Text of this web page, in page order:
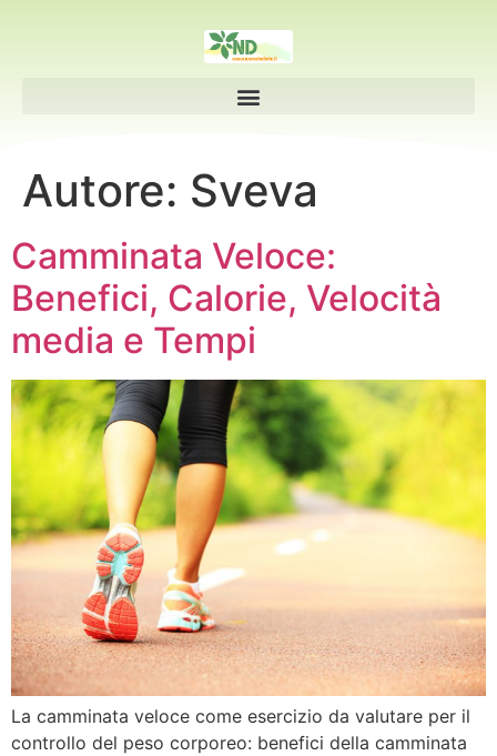
Autore: Sveva
Camminata Veloce:
Benefici, Calorie, Velocità
media e Tempi
La camminata veloce come esercizio da valutare per il
controllo del peso corporeo: benefici della camminata